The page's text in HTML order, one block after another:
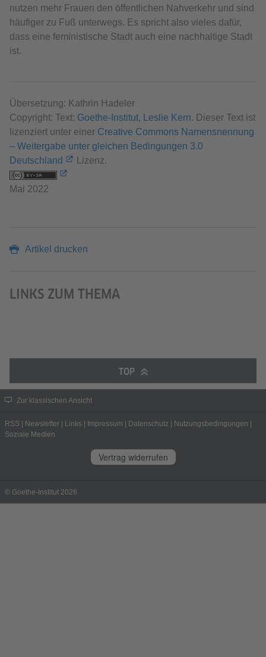
nutzen mehr Frauen den öffentlichen Nahverkehr und sind
häufiger zu Fuß unterwegs. Es spricht also vieles dafür,
dass eine feministische Stadt auch eine nachhaltige Stadt
ist.
Übersetzung: Kathrin Hadeler
Copyright: Text: Goethe-Institut, Leslie Kern. Dieser Text ist
lizenziert unter einer Creative Commons Namensnennung
– Weitergabe unter gleichen Bedingungen 3.0
Deutschland
Lizenz.
Mai 2022
Artikel drucken
LINKS ZUM THEMA
TOP
Zur klassischen Ansicht
RSS Newsletter Links Impressum Datenschutz Nutzungsbedingungen
Soziale Medien
Vertrag widerrufen
© Goethe-Institut 2026